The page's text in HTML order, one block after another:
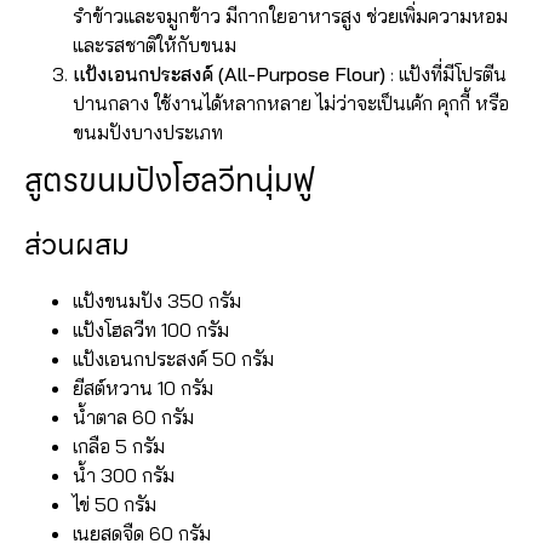
รำข้าวและจมูกข้าว มีกากใยอาหารสูง ช่วยเพิ่มความหอม
และรสชาติให้กับขนม
แป้งเอนกประสงค์ (All-Purpose Flour) : แป้งที่มีโปรตีน
ปานกลาง ใช้งานได้หลากหลาย ไม่ว่าจะเป็นเค้ก คุกกี้ หรือ
ขนมปังบางประเภท
สูตรขนมปังโฮลวีทนุ่มฟู
ส่วนผสม
แป้งขนมปัง 350 กรัม
แป้งโฮลวีท 100 กรัม
แป้งเอนกประสงค์ 50 กรัม
ยีสต์หวาน 10 กรัม
น้ำตาล 60 กรัม
เกลือ 5 กรัม
น้ำ 300 กรัม
ไข่ 50 กรัม
เนยสดจืด 60 กรัม